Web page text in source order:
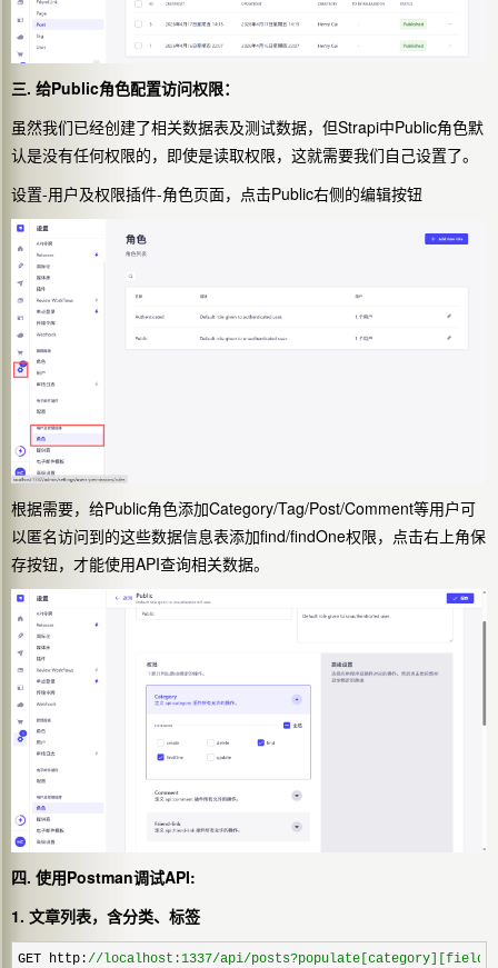
三. 给Public角色配置访问权限：
虽然我们已经创建了相关数据表及测试数据，但Strapi中Public角色默
认是没有任何权限的，即使是读取权限，这就需要我们自己设置了。
设置-用户及权限插件-角色页面，点击Public右侧的编辑按钮
根据需要，给Public角色添加Category/Tag/Post/Comment等用户可
以匿名访问到的这些数据信息表添加find/findOne权限，点击右上角保
存按钮，才能使用API查询相关数据。
四. 使用Postman调试API:
1. 文章列表，含分类、标签
GET http://localhost:1337/api/